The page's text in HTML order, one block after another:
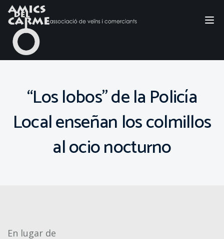
“Los lobos” de la Policía
Local enseñan los colmillos
al ocio nocturno
En lugar de